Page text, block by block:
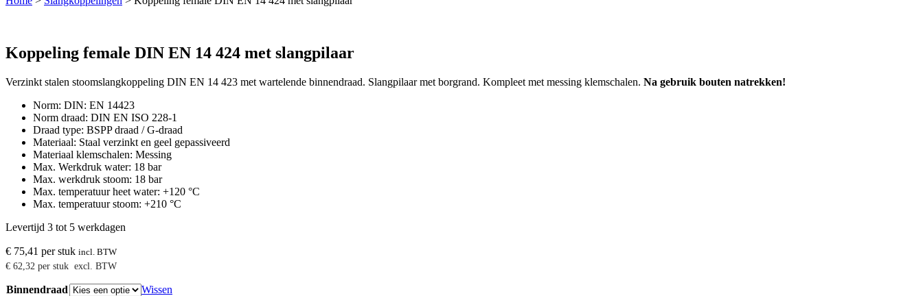
Koppeling female DIN EN 14 424 met slangpilaar
Verzinkt stalen stoomslangkoppeling DIN EN 14 423 met wartelende binnendraad. Slangpilaar met borgrand. Kompleet met messing klemschalen. Na gebruik bouten natrekken!
Norm: DIN: EN 14423
Norm draad: DIN EN ISO 228-1
Draad type: BSPP draad / G-draad
Materiaal: Staal verzinkt en geel gepassiveerd
Materiaal klemschalen: Messing
Max. Werkdruk water: 18 bar
Max. werkdruk stoom: 18 bar
Max. temperatuur heet water: +120 °C
Max. temperatuur stoom: +210 °C
Levertijd 3 tot 5 werkdagen
€ 75,41 per stuk incl. BTW
€ 62,32 per stuk excl. BTW
Binnendraad
Wissen